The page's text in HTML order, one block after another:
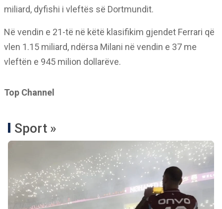
miliard, dyfishi i vleftës së Dortmundit.
Në vendin e 21-të në këtë klasifikim gjendet Ferrari që
vlen 1.15 miliard, ndërsa Milani në vendin e 37 me
vleftën e 945 milion dollarëve.
Top Channel
Sport »